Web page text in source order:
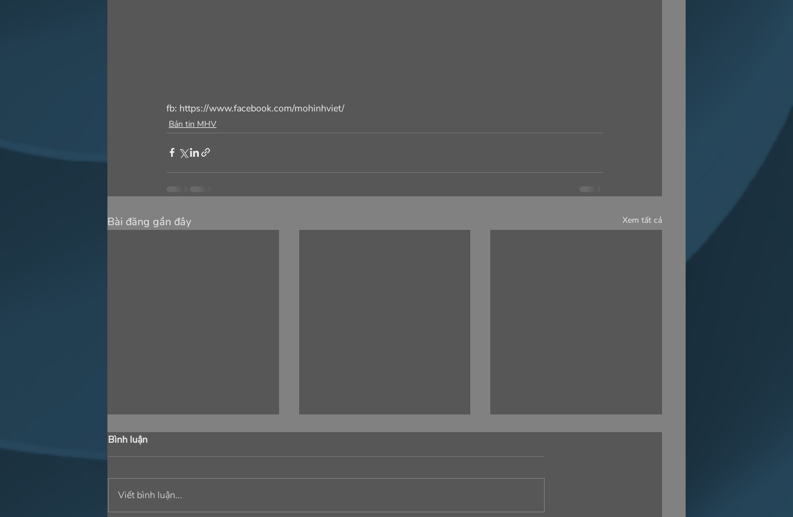
fb: https://www.facebook.com/mohinhviet/
Bản tin MHV
Bài đăng gần đây Xem tất cả
Bình luận
Viết bình luận...